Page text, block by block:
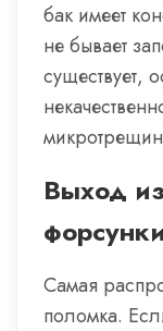
бак имеет
не бывает
существует,
Выход
форсунки
Самая
поломка.